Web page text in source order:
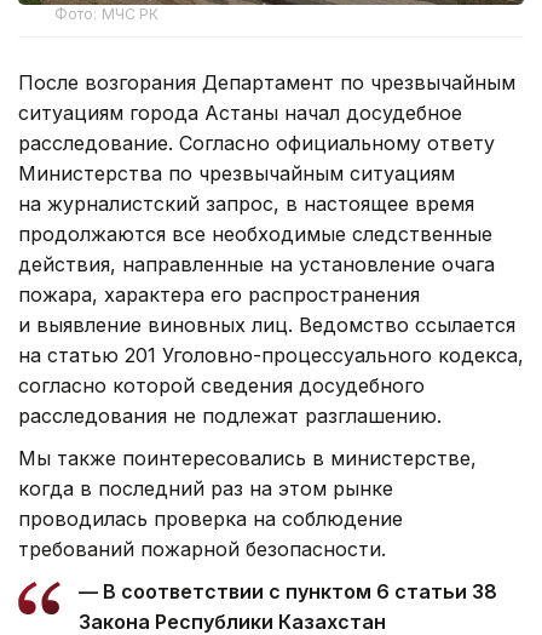
Фото: МЧС РК
После возгорания Департамент по чрезвычайным
ситуациям города Астаны начал досудебное
расследование. Согласно официальному ответу
Министерства по чрезвычайным ситуациям
на журналистский запрос, в настоящее время
продолжаются все необходимые следственные
действия, направленные на установление очага
пожара, характера его распространения
и выявление виновных лиц. Ведомство ссылается
на статью 201 Уголовно-процессуального кодекса,
согласно которой сведения досудебного
расследования не подлежат разглашению.
Мы также поинтересовались в министерстве,
когда в последний раз на этом рынке
проводилась проверка на соблюдение
требований пожарной безопасности.
— В соответствии с пунктом 6 статьи 38
Закона Республики Казахстан